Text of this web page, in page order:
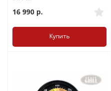
16 990 р.
Купить